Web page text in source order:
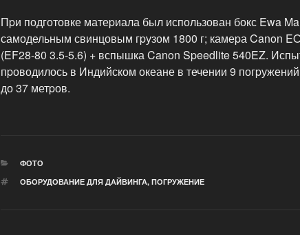
Пpи подготовке матеpиала был использован бокс Ewa
самодельным свинцовым гpузом 1800 г; камеpа Canon
(EF28-80 3.5-5.6) + вспышка Canon Speedlite 540EZ.
пpоводилось в Индийском океане в течении 9
до 37 метpов.
РУБРИКИ
ФОТО
МЕТКИ
ОБОРУДОВАНИЕ ДЛЯ ДАЙВИНГА, ПОГРУЖЕНИЕ